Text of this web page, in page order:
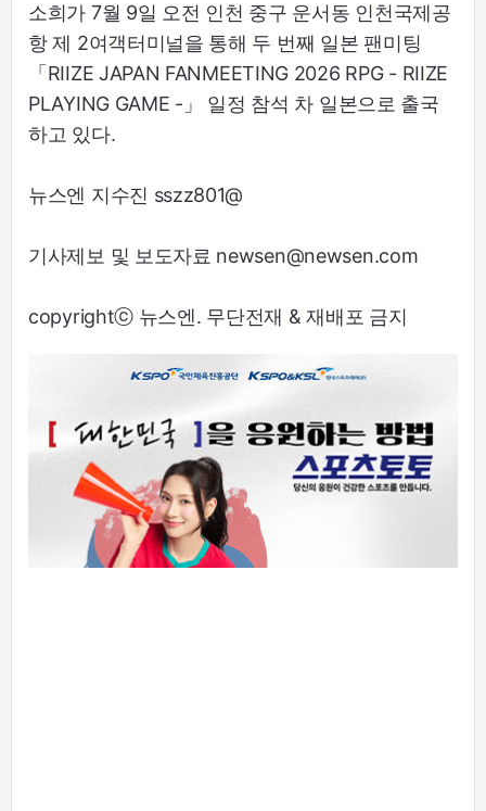
소희가 7월 9일 오전 인천 중구 운서동 인천국제공
항 제 2여객터미널을 통해 두 번째 일본 팬미팅
「RIIZE JAPAN FANMEETING 2026 RPG - RIIZE
PLAYING GAME -」 일정 참석 차 일본으로 출국
하고 있다.
뉴스엔 지수진 sszz801@
기사제보 및 보도자료 newsen@newsen.com
copyrightⓒ 뉴스엔. 무단전재 & 재배포 금지